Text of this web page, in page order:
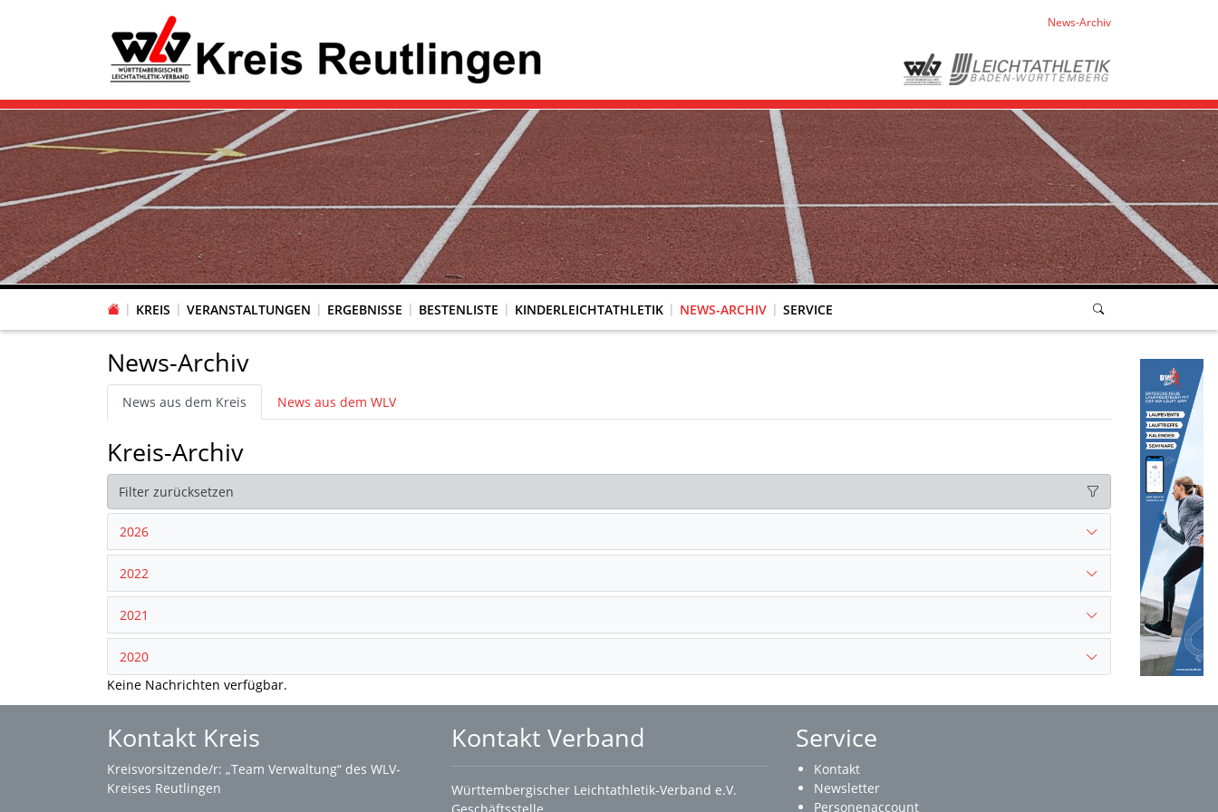
News-Archiv
KREIS VERANSTALTUNGEN ERGEBNISSE BESTENLISTE KINDERLEICHTATHLETIK NEWS-ARCHIV SERVICE
News-Archiv
News aus dem Kreis News aus dem WLV
Kreis-Archiv
Filter zurücksetzen
2026
2022
2021
2020
Keine Nachrichten verfügbar.
Kontakt Kreis
Kreisvorsitzende/r: „Team Verwaltung“ des WLV-
Kreises Reutlingen
Kontakt Verband
Württembergischer Leichtathletik-Verband e.V.
Service
Kontakt
Newsletter
Personenaccount